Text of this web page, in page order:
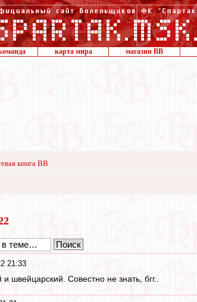
карта мира магазин ВВ
книга ВВ
21:33
и швейцарский. Совестно не знать, бгг..